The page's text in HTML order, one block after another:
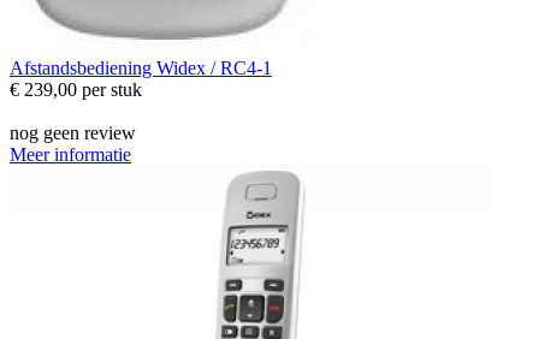
Afstandsbediening Widex / RC4-1
€ 239,00 per stuk
nog geen review
Meer informatie